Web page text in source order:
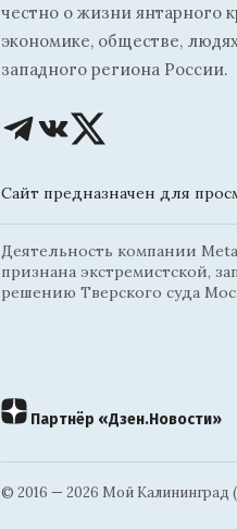
честно о жизни янтарного
экономике, обществе,
западного региона России.
Сайт предназначен для
Деятельность компании
признана экстремистской,
решению Тверского суда
Партнёр «Дзен.Новости»
© 2016 — 2026 Мой Калининград